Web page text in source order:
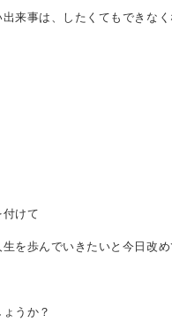
来事は、したくてもできなく
けて
を歩んでいきたいと今日改め
うか？